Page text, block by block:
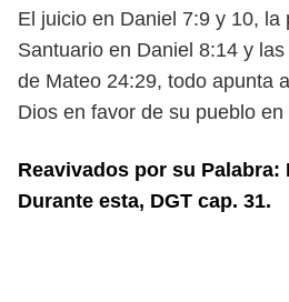
El juicio en Daniel 7:9 y 10, la
Santuario en Daniel 8:14 y
de Mateo 24:29, todo apunta
Dios en favor de su pueblo
Reavivados por su Palabra:
Durante esta, DGT cap. 31.